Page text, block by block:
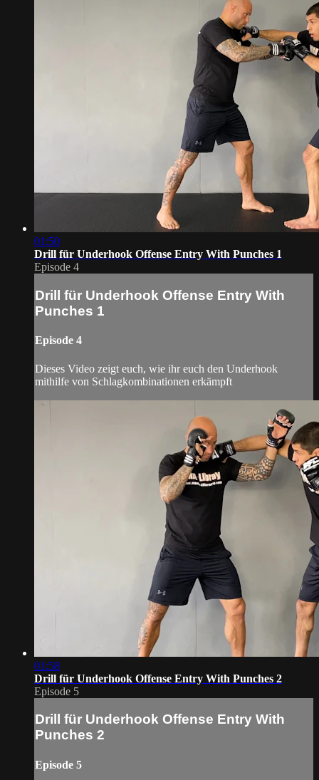
01:50
Drill für Underhook Offense Entry With Punches 1
Episode 4
Drill für Underhook Offense Entry With
Punches 1
Episode 4
Dieses Video zeigt euch, wie ihr euch den Underhook
mithilfe von Schlagkombinationen erkämpft
01:58
Drill für Underhook Offense Entry With Punches 2
Episode 5
Drill für Underhook Offense Entry With
Punches 2
Episode 5